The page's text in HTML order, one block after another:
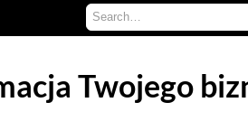
Twojego